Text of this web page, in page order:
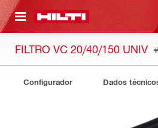
CONTENT
FILTRO VC 20/40/150 UNIV
Configurador Dados